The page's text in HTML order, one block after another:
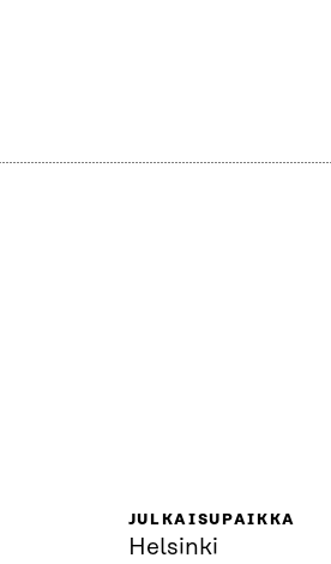
JULKAISUPAIKKA
Helsinki